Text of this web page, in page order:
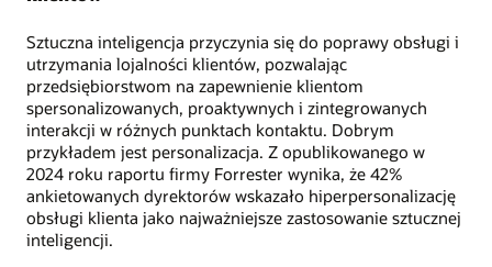
Sztuczna inteligencja przyczynia się do poprawy obsługi i
utrzymania lojalności klientów, pozwalając
przedsiębiorstwom na zapewnienie klientom
spersonalizowanych, proaktywnych i zintegrowanych
interakcji w różnych punktach kontaktu. Dobrym
przykładem jest personalizacja. Z opublikowanego w
2024 roku raportu firmy Forrester wynika, że 42%
ankietowanych dyrektorów wskazało hiperpersonalizację
obsługi klienta jako najważniejsze zastosowanie sztucznej
inteligencji.